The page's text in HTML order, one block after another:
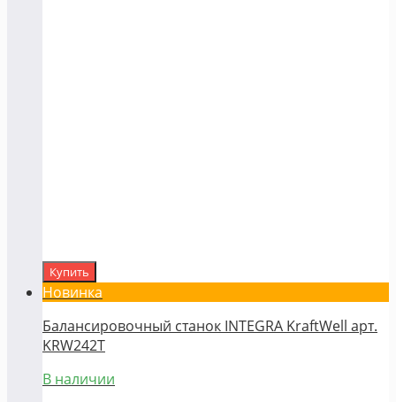
Купить
Новинка
Балансировочный станок INTEGRA KraftWell арт.
KRW242T
В наличии